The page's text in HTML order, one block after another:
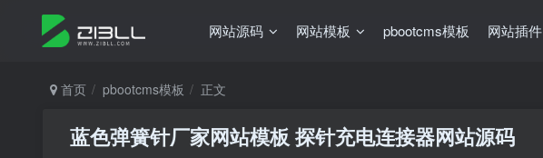
网站源码 网站模板 pbootcms模板 网站插件
首页 pbootcms模板 正文
蓝色弹簧针厂家网站模板 探针充电连接器网站源码